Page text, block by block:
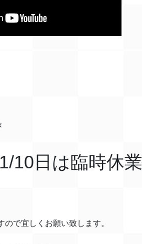
10日は臨時休業
で宜しくお願い致します。